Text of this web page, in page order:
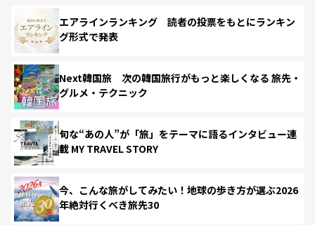
エアラインランキング 読者の投票をもとにランキン
グ形式で発表
Next韓国旅 次の韓国旅行がもっと楽しくなる 旅先・
グルメ・テクニック
旬な“あの人”が「旅」をテーマに語るインタビュー連
載 MY TRAVEL STORY
今、こんな旅がしてみたい！地球の歩き方が選ぶ2026
年絶対行くべき旅先30